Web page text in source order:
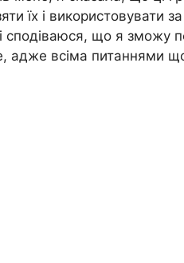
їх і використовувати
сподіваюся, що я зможу
адже всіма питаннями